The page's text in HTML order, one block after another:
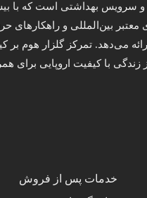
سرویس بهداشتی است که با
بین‌المللی و راهکارهای
می‌دهد. تمرکز گلزار هوم بر
با کیفیت اروپایی برای
خدمات پس از فروش